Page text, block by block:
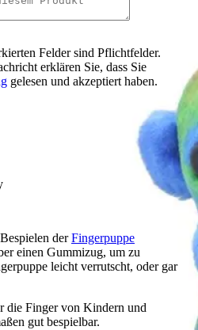
Felder sind Pflichtfelder.
erklären Sie, dass Sie
gelesen und akzeptiert haben.
derFingerpuppe
einen Gummizug, um zu
leicht verrutscht, oder gar
die Finger von Kindern und
gut bespielbar.